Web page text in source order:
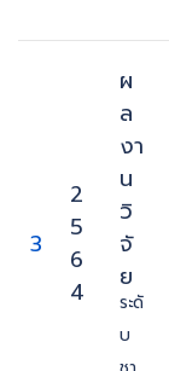
3
2
5
6
4
ผ
ล
งา
น
วิ
จั
ย
ระดั
บ